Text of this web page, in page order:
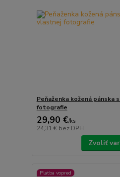
Peňaženka kožená pánska
fotografie
29,90 €/ks
24,31 € bez DPH
Zvoliť
Platba vopred